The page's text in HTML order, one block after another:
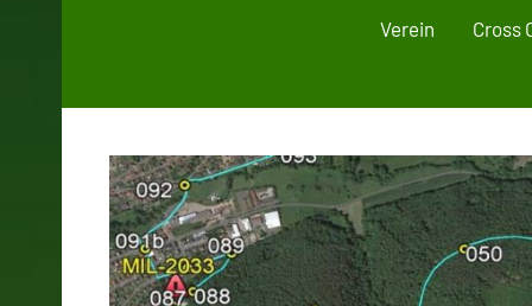
Verein Cross